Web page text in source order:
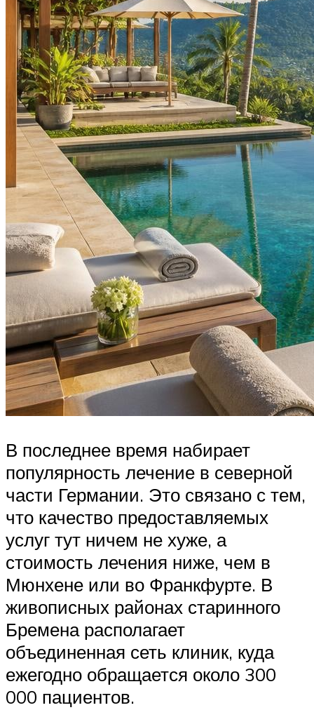
В последнее время набирает
популярность лечение в северной
части Германии. Это связано с тем,
что качество предоставляемых
услуг тут ничем не хуже, а
стоимость лечения ниже, чем в
Мюнхене или во Франкфурте. В
живописных районах старинного
Бремена располагает
объединенная сеть клиник, куда
ежегодно обращается около 300
000 пациентов.